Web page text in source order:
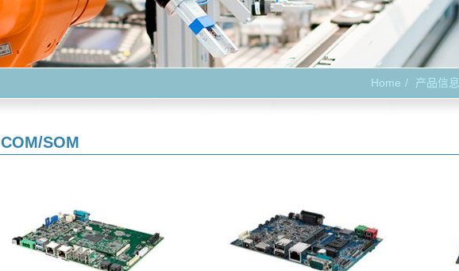
Home 产品信息
COM/SOM